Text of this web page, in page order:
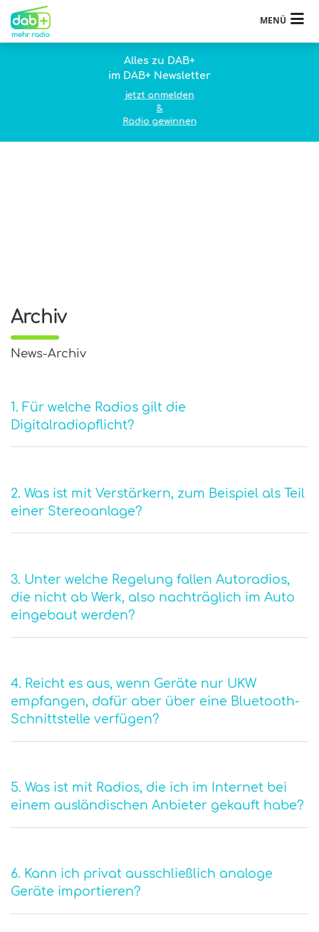
MENÜ
Alles zu DAB+
im DAB+ Newsletter
jetzt anmelden
&
Radio gewinnen
Archiv
News-Archiv
1. Für welche Radios gilt die
Digitalradiopflicht?
2. Was ist mit Verstärkern, zum Beispiel als Teil
einer Stereoanlage?
3. Unter welche Regelung fallen Autoradios,
die nicht ab Werk, also nachträglich im Auto
eingebaut werden?
4. Reicht es aus, wenn Geräte nur UKW
empfangen, dafür aber über eine Bluetooth-
Schnittstelle verfügen?
5. Was ist mit Radios, die ich im Internet bei
einem ausländischen Anbieter gekauft habe?
6. Kann ich privat ausschließlich analoge
Geräte importieren?